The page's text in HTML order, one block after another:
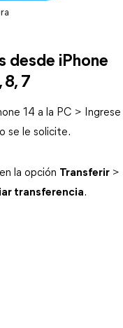
desde iPhone
8, 7
14 a la PC > Ingrese
se le solicite.
la opción Transferir >
transferencia.